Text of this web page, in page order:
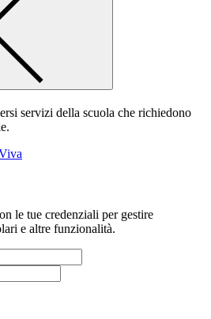
servizi della scuola che richiedono
le tue credenziali per gestire
e altre funzionalità.